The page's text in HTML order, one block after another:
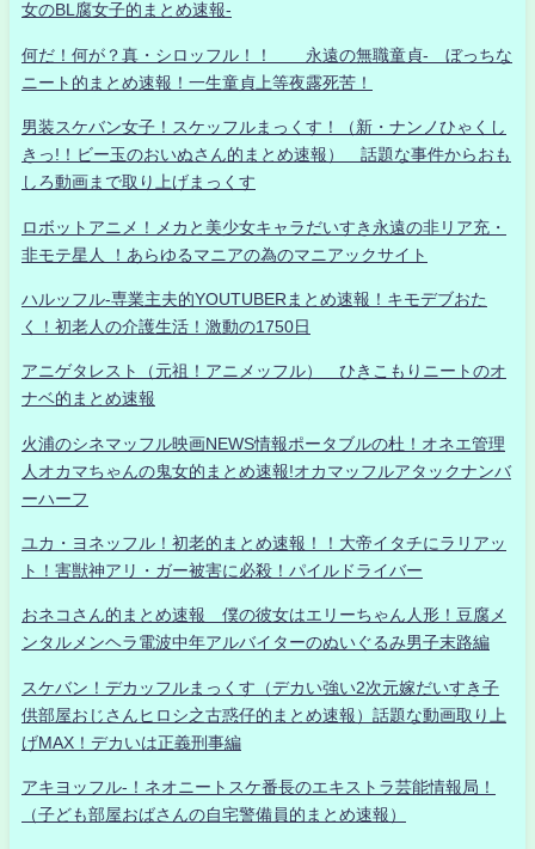
女のBL腐女子的まとめ速報-
何だ！何が？真・シロッフル！！ 永遠の無職童貞- ぼっちな
ニート的まとめ速報！一生童貞上等夜露死苦！
男装スケバン女子！スケッフルまっくす！（新・ナンノひゃくし
きっ!！ビー玉のおいぬさん的まとめ速報） 話題な事件からおも
しろ動画まで取り上げまっくす
ロボットアニメ！メカと美少女キャラだいすき永遠の非リア充・
非モテ星人 ！あらゆるマニアの為のマニアックサイト
ハルッフル-専業主夫的YOUTUBERまとめ速報！キモデブおた
く！初老人の介護生活！激動の1750日
アニゲタレスト（元祖！アニメッフル） ひきこもりニートのオ
ナベ的まとめ速報
火浦のシネマッフル映画NEWS情報ポータブルの杜！オネエ管理
人オカマちゃんの鬼女的まとめ速報!オカマッフルアタックナンバ
ーハーフ
ユカ・ヨネッフル！初老的まとめ速報！！大帝イタチにラリアッ
ト！害獣神アリ・ガー被害に必殺！パイルドライバー
おネコさん的まとめ速報 僕の彼女はエリーちゃん人形！豆腐メ
ンタルメンヘラ電波中年アルバイターのぬいぐるみ男子末路編
スケバン！デカッフルまっくす（デカい強い2次元嫁だいすき子
供部屋おじさんヒロシ之古惑仔的まとめ速報）話題な動画取り上
げMAX！デカいは正義刑事編
アキヨッフル-！ネオニートスケ番長のエキストラ芸能情報局！
（子ども部屋おばさんの自宅警備員的まとめ速報）